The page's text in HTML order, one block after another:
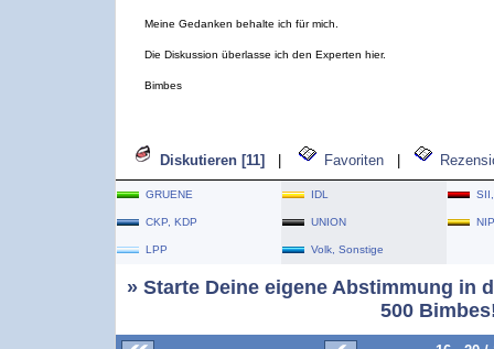
Meine Gedanken behalte ich für mich.
Die Diskussion überlasse ich den Experten hier.
Bimbes
Diskutieren [11] Favoriten
GRUENE IDL
CKP, KDP UNION NIP
LPP Volk, Sonstige
» Starte Deine eigene Abstimmung in
500